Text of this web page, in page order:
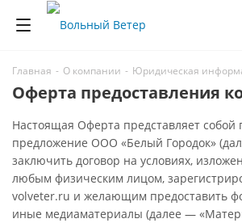
Главная - О компании - Юридическая
Оферта предоставления
Настоящая Оферта представляет собой
предложение ООО «Белый Городок»
заключить договор на условиях,
любым физическим лицом,
volveter.ru и желающим предоставить
иные медиаматериалы (далее —